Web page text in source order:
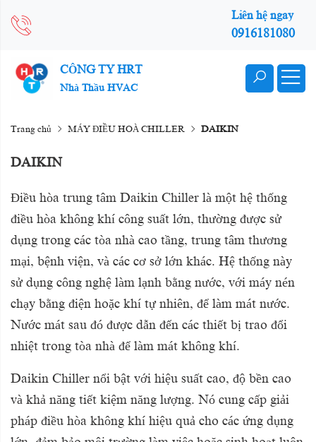
Liên hệ ngay
0916181080
CÔNG TY HRT
Nhà Thầu HVAC
Trang chủ MÁY ĐIỀU HOÀ CHILLER DAIKIN
DAIKIN
Điều hòa trung tâm Daikin Chiller là một hệ thống
điều hòa không khí công suất lớn, thường được sử
dụng trong các tòa nhà cao tầng, trung tâm thương
mại, bệnh viện, và các cơ sở lớn khác. Hệ thống này
sử dụng công nghệ làm lạnh bằng nước, với máy nén
chạy bằng điện hoặc khí tự nhiên, để làm mát nước.
Nước mát sau đó được dẫn đến các thiết bị trao đổi
nhiệt trong tòa nhà để làm mát không khí.
Daikin Chiller nổi bật với hiệu suất cao, độ bền cao
và khả năng tiết kiệm năng lượng. Nó cung cấp giải
pháp điều hòa không khí hiệu quả cho các ứng dụng